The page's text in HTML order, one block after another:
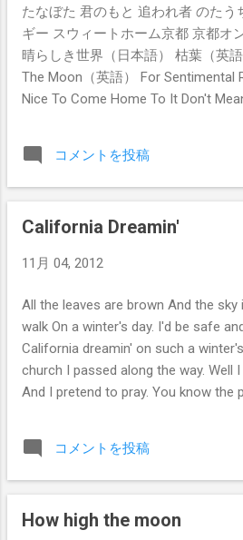
たなぼた 君のもと 追われ者 のたう
ギー スウィートホーム京都 京都オ
晴らしき世界（日本語） 枯葉（英
The Moon（英語） For Sentimental
Nice To Come Home To It Don't
wanna be your man 少ないな。 本
なかなか歌詞カード捨てれない。
コメントを投稿
California Dreamin'
11月 04, 2012
All the leaves are brown And the sky
walk On a winter's day. I'd be safe
California dreamin' on such a
church I passed along the way. Well
And I pretend to pray. You know the
winter's day. All the leaves are brown
been for a walk On a winter's day. If
leave today. California dreamin' on
on such a winter's day.
コメントを投稿
How high the moon